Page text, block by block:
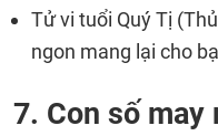
Tử vi tuổi Quý Tị
ngon mang lại cho
7. Con số may